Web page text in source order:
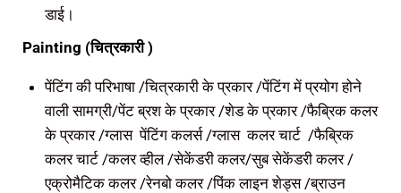
डाई।
Painting (चित्रकारी )
पेंटिंग की परिभाषा /चित्रकारी के प्रकार /पेंटिंग में प्रयोग होने
वाली सामग्री/पेंट ब्रश के प्रकार /शेड के प्रकार /फैब्रिक कलर
के प्रकार /ग्लास पेंटिंग कलर्स /ग्लास कलर चार्ट /फैब्रिक
कलर चार्ट /कलर व्हील /सेकेंडरी कलर/सुब सेकेंडरी कलर /
एक्रोमैटिक कलर /रेनबो कलर /पिंक लाइन शेड्स /ब्राउन